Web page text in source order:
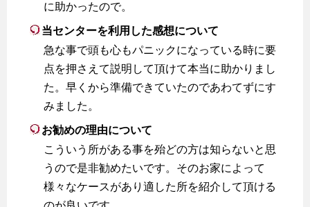
に助かったので。
当センターを利用した感想について
急な事で頭も心もパニックになっている時に要
点を押さえて説明して頂けて本当に助かりまし
た。早くから準備できていたのであわてずにす
みました。
お勧めの理由について
こういう所がある事を殆どの方は知らないと思
うので是非勧めたいです。そのお家によって
様々なケースがあり適した所を紹介して頂ける